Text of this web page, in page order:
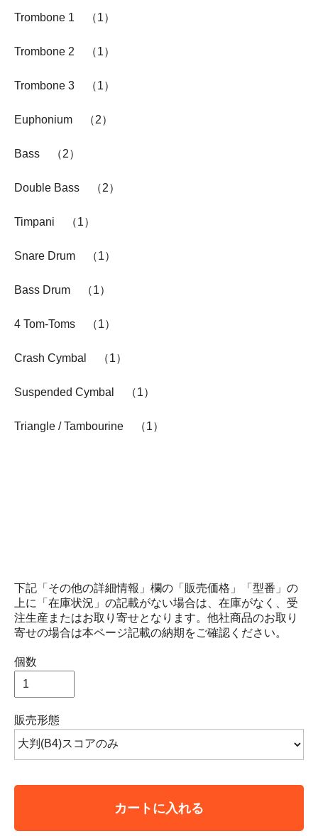
Trombone 1 （1）
Trombone 2 （1）
Trombone 3 （1）
Euphonium （2）
Bass （2）
Double Bass （2）
Timpani （1）
Snare Drum （1）
Bass Drum （1）
4 Tom-Toms （1）
Crash Cymbal （1）
Suspended Cymbal （1）
Triangle / Tambourine （1）
下記「その他の詳細情報」欄の「販売価格」「型番」の
上に「在庫状況」の記載がない場合は、在庫がなく、受
注生産またはお取り寄せとなります。他社商品のお取り
寄せの場合は本ページ記載の納期をご確認ください。
個数
販売形態
カートに入れる